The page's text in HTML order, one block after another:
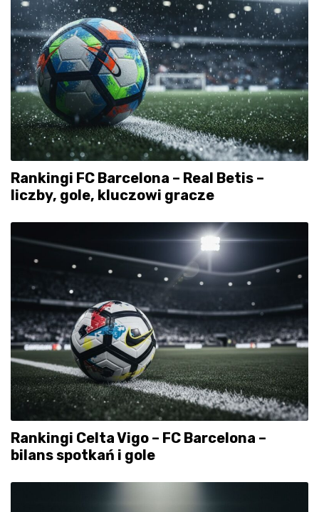
Rankingi FC Barcelona – Real Betis –
liczby, gole, kluczowi gracze
Rankingi Celta Vigo – FC Barcelona –
bilans spotkań i gole